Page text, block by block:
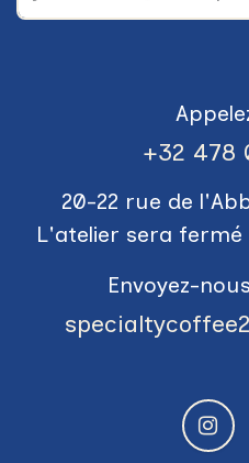
+3​2 478
20-22 rue de
L'atelier sera
Envoyez-